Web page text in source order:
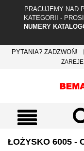
PRACUJEMY NAD
KATEGORII -
NUMERY
PYTANIA? ZADZWOŃ!
ŁOŻYSKO 6005 -